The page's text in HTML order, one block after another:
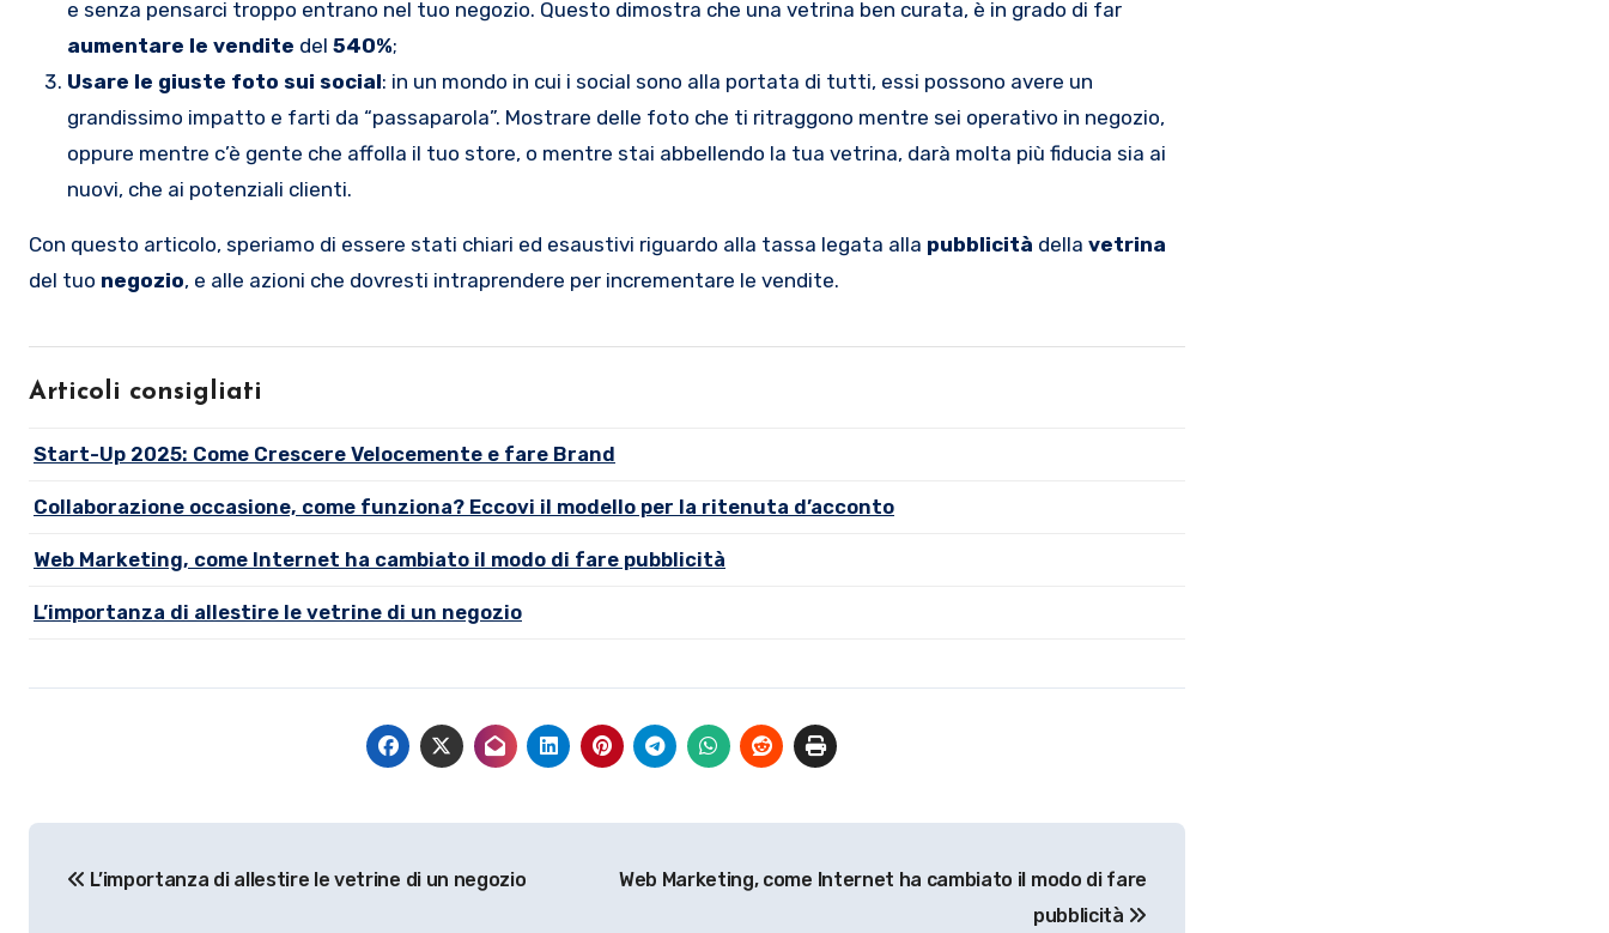
e senza pensarci troppo entrano nel tuo negozio. Questo dimostra che una vetrina ben curata, è in grado di far
aumentare le vendite del 540%;
Usare le giuste foto sui social: in un mondo in cui i social sono alla portata di tutti, essi possono avere un
grandissimo impatto e farti da “passaparola”. Mostrare delle foto che ti ritraggono mentre sei operativo in negozio,
oppure mentre c’è gente che affolla il tuo store, o mentre stai abbellendo la tua vetrina, darà molta più fiducia sia ai
nuovi, che ai potenziali clienti.
Con questo articolo, speriamo di essere stati chiari ed esaustivi riguardo alla tassa legata alla pubblicità della vetrina
del tuo negozio, e alle azioni che dovresti intraprendere per incrementare le vendite.
Articoli consigliati
Start-Up 2025: Come Crescere Velocemente e fare Brand
Collaborazione occasione, come funziona? Eccovi il modello per la ritenuta d’acconto
Web Marketing, come Internet ha cambiato il modo di fare pubblicità
L’importanza di allestire le vetrine di un negozio
articoli
L’importanza di allestire le vetrine di un negozio
Web Marketing, come Internet ha cambiato il modo di fare
pubblicità